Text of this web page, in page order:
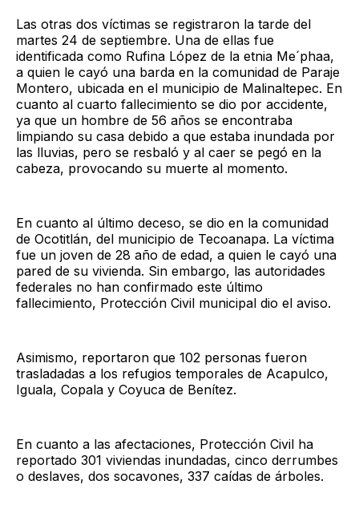
Las otras dos víctimas se registraron la tarde del
martes 24 de septiembre. Una de ellas fue
identificada como Rufina López de la etnia Me´phaa,
a quien le cayó una barda en la comunidad de Paraje
Montero, ubicada en el municipio de Malinaltepec. En
cuanto al cuarto fallecimiento se dio por accidente,
ya que un hombre de 56 años se encontraba
limpiando su casa debido a que estaba inundada por
las lluvias, pero se resbaló y al caer se pegó en la
cabeza, provocando su muerte al momento.
En cuanto al último deceso, se dio en la comunidad
de Ocotitlán, del municipio de Tecoanapa. La víctima
fue un joven de 28 año de edad, a quien le cayó una
pared de su vivienda. Sin embargo, las autoridades
federales no han confirmado este último
fallecimiento, Protección Civil municipal dio el aviso.
Asimismo, reportaron que 102 personas fueron
trasladadas a los refugios temporales de Acapulco,
Iguala, Copala y Coyuca de Benítez.
En cuanto a las afectaciones, Protección Civil ha
reportado 301 viviendas inundadas, cinco derrumbes
o deslaves, dos socavones, 337 caídas de árboles.